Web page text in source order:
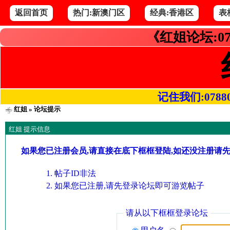
返回首页 热门:新澳门区 经典:香港区 表
《红姐论坛
记住我们
红姐» 论坛提示
红姐 提示信息
如果您已注册会员,请直接在底下框框登陆,如还没注册请
帖子ID非法
如果您已注册,请先登录论坛即可游览帖子
请从以下框框登录论坛